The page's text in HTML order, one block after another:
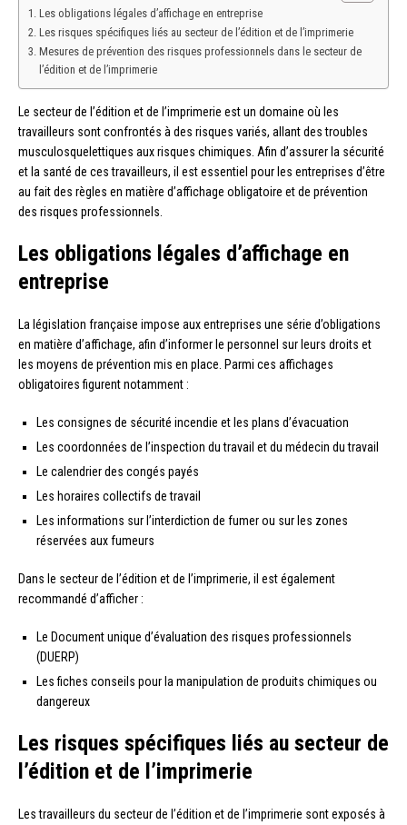
Les obligations légales d’affichage en entreprise
Les risques spécifiques liés au secteur de l’édition et de l’imprimerie
Mesures de prévention des risques professionnels dans le secteur de
l’édition et de l’imprimerie
Le secteur de l’édition et de l’imprimerie est un domaine où les
travailleurs sont confrontés à des risques variés, allant des troubles
musculosquelettiques aux risques chimiques. Afin d’assurer la sécurité
et la santé de ces travailleurs, il est essentiel pour les entreprises d’être
au fait des règles en matière d’affichage obligatoire et de prévention
des risques professionnels.
Les obligations légales d’affichage en
entreprise
La législation française impose aux entreprises une série d’obligations
en matière d’affichage, afin d’informer le personnel sur leurs droits et
les moyens de prévention mis en place. Parmi ces affichages
obligatoires figurent notamment :
Les consignes de sécurité incendie et les plans d’évacuation
Les coordonnées de l’inspection du travail et du médecin du travail
Le calendrier des congés payés
Les horaires collectifs de travail
Les informations sur l’interdiction de fumer ou sur les zones
réservées aux fumeurs
Dans le secteur de l’édition et de l’imprimerie, il est également
recommandé d’afficher :
Le Document unique d’évaluation des risques professionnels
(DUERP)
Les fiches conseils pour la manipulation de produits chimiques ou
dangereux
Les risques spécifiques liés au secteur de
l’édition et de l’imprimerie
Les travailleurs du secteur de l’édition et de l’imprimerie sont exposés à